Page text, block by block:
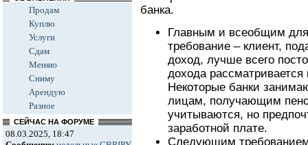
Продам
Куплю
Услуги
Сдам
Меняю
Сниму
Арендую
Разное
СЕЙЧАС НА ФОРУМЕ
08.03.2025, 18:47
банка.
Главным и всеобщим для
требование – клиент,
доход, лучше всего
дохода рассматривается
Некоторые банки
лицам, получающим
учитываются, но
заработной плате.
Следующим требованием